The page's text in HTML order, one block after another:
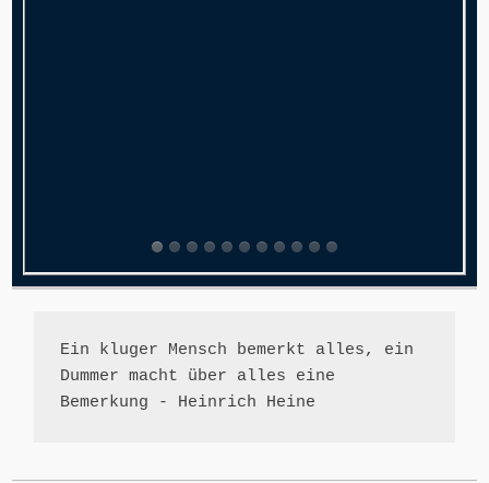
Ein kluger Mensch bemerkt alles, ein
Dummer macht über alles eine
Bemerkung - Heinrich Heine